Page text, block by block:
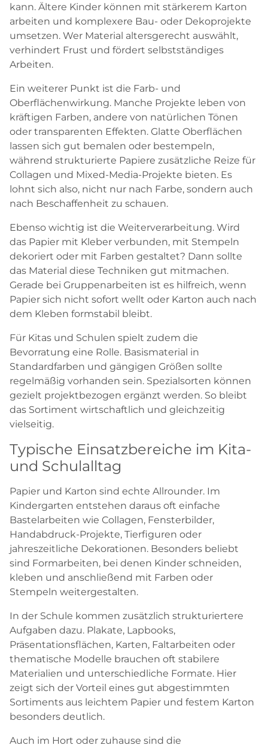
kann. Ältere Kinder können mit stärkerem Karton
arbeiten und komplexere Bau- oder Dekoprojekte
umsetzen. Wer Material altersgerecht auswählt,
verhindert Frust und fördert selbstständiges
Arbeiten.
Ein weiterer Punkt ist die Farb- und
Oberflächenwirkung. Manche Projekte leben von
kräftigen Farben, andere von natürlichen Tönen
oder transparenten Effekten. Glatte Oberflächen
lassen sich gut bemalen oder bestempeln,
während strukturierte Papiere zusätzliche Reize für
Collagen und Mixed-Media-Projekte bieten. Es
lohnt sich also, nicht nur nach Farbe, sondern auch
nach Beschaffenheit zu schauen.
Ebenso wichtig ist die Weiterverarbeitung. Wird
das Papier mit Kleber verbunden, mit Stempeln
dekoriert oder mit Farben gestaltet? Dann sollte
das Material diese Techniken gut mitmachen.
Gerade bei Gruppenarbeiten ist es hilfreich, wenn
Papier sich nicht sofort wellt oder Karton auch nach
dem Kleben formstabil bleibt.
Für Kitas und Schulen spielt zudem die
Bevorratung eine Rolle. Basismaterial in
Standardfarben und gängigen Größen sollte
regelmäßig vorhanden sein. Spezialsorten können
gezielt projektbezogen ergänzt werden. So bleibt
das Sortiment wirtschaftlich und gleichzeitig
vielseitig.
Typische Einsatzbereiche im Kita-
und Schulalltag
Papier und Karton sind echte Allrounder. Im
Kindergarten entstehen daraus oft einfache
Bastelarbeiten wie Collagen, Fensterbilder,
Handabdruck-Projekte, Tierfiguren oder
jahreszeitliche Dekorationen. Besonders beliebt
sind Formarbeiten, bei denen Kinder schneiden,
kleben und anschließend mit Farben oder
Stempeln weitergestalten.
In der Schule kommen zusätzlich strukturiertere
Aufgaben dazu. Plakate, Lapbooks,
Präsentationsflächen, Karten, Faltarbeiten oder
thematische Modelle brauchen oft stabilere
Materialien und unterschiedliche Formate. Hier
zeigt sich der Vorteil eines gut abgestimmten
Sortiments aus leichtem Papier und festem Karton
besonders deutlich.
Auch im Hort oder zuhause sind die